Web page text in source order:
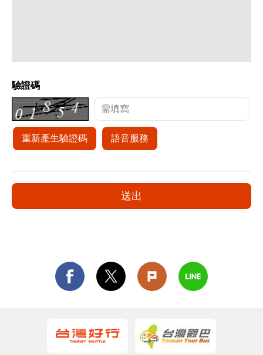
驗證碼
重新產生驗證碼 語音服務